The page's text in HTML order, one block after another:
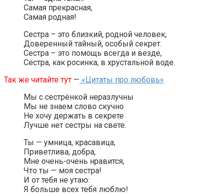
Самая прекрасная,
Самая родная!
Сестра – это близкий, родной человек,
Доверенный тайный, особый секрет.
Сестра – это помощь всегда и везде,
Сестра, как росинка, в хрустальной воде.
Так же читайте тут — «Цитаты про любовь»
Мы с сестрёнкой неразлучны
Мы не знаем слово скучно
Не хочу держать в секрете
Лучше нет сестры на свете.
Ты — умница, красавица,
Приветлива, добра,
Мне очень-очень нравится,
Что ты — моя сестра!
И от тебя не утаю:
Я больше всех тебя люблю!